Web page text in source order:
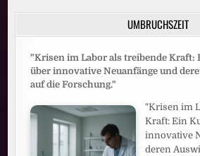
IM
UMBRUCHSZEIT
"Krisen im Labor als treibende Kraft:
über innovative Neuanfänge und
auf die Forschung."
"Krisen im
Kraft: Ein
innovative
deren